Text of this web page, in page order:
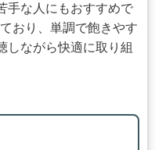
手な人にもおすすめで
おり、単調で飽きやす
しながら快適に取り組